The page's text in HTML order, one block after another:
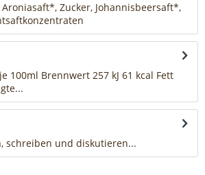
Zucker, Johannisbeersaft*,
100ml Brennwert 257 kJ 61 kcal Fett
schreiben und diskutieren...